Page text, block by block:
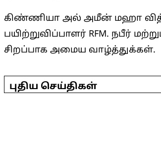
கிண்ணியா அல் அமீன் மஹா
பயிற்றுவிப்பாளர் RFM. நபீர்
சிறப்பாக அமைய வாழ்த்துக்கள்.
04-
05புதிய செய்திகள்